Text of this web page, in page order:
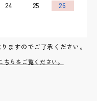
24 25
26
ますのでご了承ください。
ちらをご覧ください。